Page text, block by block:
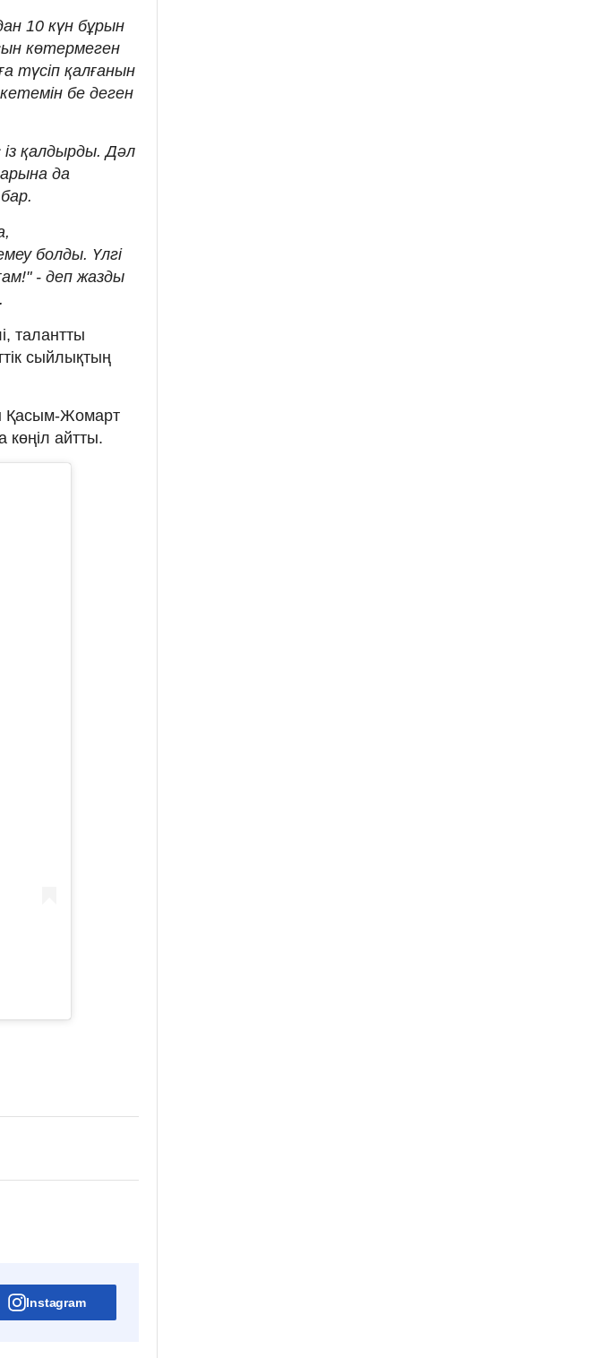
10 күн бұрын
көтермеген
түсіп қалғанын
кетемін бе деген
қалдырды. Дәл
да
болды. Үлгі
- деп жазды
талантты
сыйлықтың
Қасым-Жомарт
көңіл айтты.
Instagram